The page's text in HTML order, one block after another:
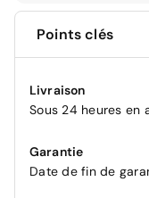
Points clés
Livraison
Sous 24 heures en
Garantie
Date de fin de